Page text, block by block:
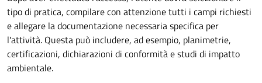
tipo di pratica, compilare con attenzione tutti i campi richiesti
e allegare la documentazione necessaria specifica per
l'attività. Questa può includere, ad esempio, planimetrie,
certificazioni, dichiarazioni di conformità e studi di impatto
ambientale.